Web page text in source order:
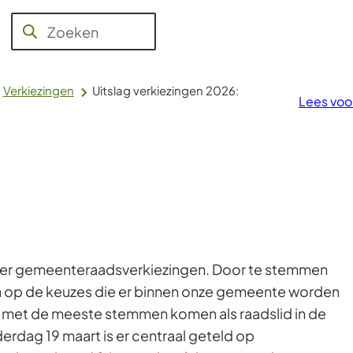
Aanvragen
en regelen
Werk en
Zoeken
Wanneer
beschikbaar
en
omlaag
te
Verkiezingen
Uitslag verkiezingen 2026:
Lees
gemeenteraadsverkiezingen. Door te stemmen
de keuzes die er binnen onze gemeente worden
de meeste stemmen komen als raadslid in de
19 maart is er centraal geteld op